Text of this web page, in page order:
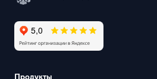
Продукты